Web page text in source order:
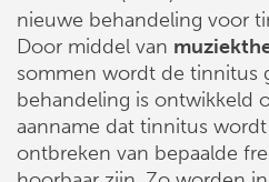
nieuwe behandeling voor
Door middel van
sommen wordt de tinnitus
behandeling is ontwikkeld
aanname dat tinnitus
ontbreken van bepaalde